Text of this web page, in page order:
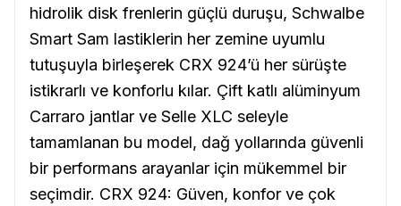
hidrolik disk frenlerin güçlü duruşu, Schwalbe
Smart Sam lastiklerin her zemine uyumlu
tutuşuyla birleşerek CRX 924’ü her sürüşte
istikrarlı ve konforlu kılar. Çift katlı alüminyum
Carraro jantlar ve Selle XLC seleyle
tamamlanan bu model, dağ yollarında güvenli
bir performans arayanlar için mükemmel bir
seçimdir. CRX 924: Güven, konfor ve çok